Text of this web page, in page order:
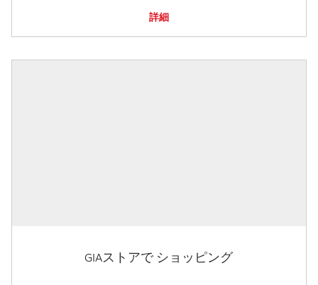
詳細
GIAストアで ショッピング